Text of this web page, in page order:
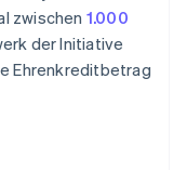
zwischen 1.000
der Initiative
Ehrenkreditbetrag